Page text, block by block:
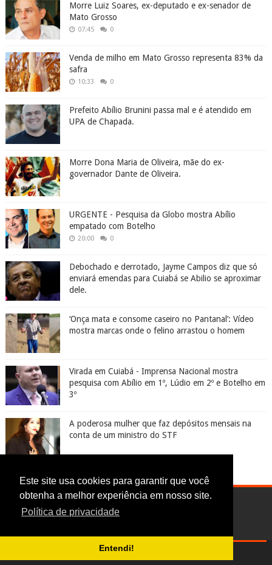
Este site usa cookies para garantir que você
obtenha a melhor experiência em nosso site.
Política de privacidade
Entendi!
Morre Luiz Soares, ex-deputado e ex-senador de
Mato Grosso
07:45 0
Venda de milho em Mato Grosso representa 83% da
safra
10:33 0
Prefeito Abílio Brunini passa mal e é atendido em
UPA de Chapada.
Morre Dona Maria de Oliveira, mãe do ex-
governador Dante de Oliveira.
URGENTE - Pesquisa da Globo mostra Abílio
empatado com Botelho
20:00 0
Debochado e derrotado, Jayme Campos diz que só
enviará emendas para Cuiabá se Abilio se aproximar
dele.
‘Onça mata e consome caseiro no Pantanal’: Vídeo
mostra marcas onde o felino arrastou o homem
Virada em Cuiabá - Imprensa Nacional mostra
pesquisa com Abílio em 1º, Lúdio em 2º e Botelho em
3º
A poderosa mulher que faz depósitos mensais na
conta de um ministro do STF